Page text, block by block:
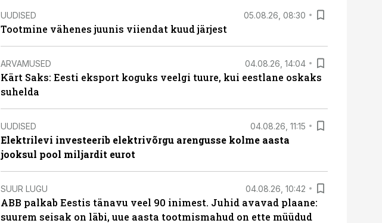
UUDISED 05.08.26, 08:30
Tootmine vähenes juunis viiendat kuud järjest
ARVAMUSED 04.08.26, 14:04
Kärt Saks: Eesti eksport koguks veelgi tuure, kui eestlane oskaks
suhelda
UUDISED 04.08.26, 11:15
Elektrilevi investeerib elektrivõrgu arengusse kolme aasta
jooksul pool miljardit eurot
SUUR LUGU 04.08.26, 10:42
ABB palkab Eestis tänavu veel 90 inimest. Juhid avavad plaane:
suurem seisak on läbi, uue aasta tootmismahud on ette müüdud